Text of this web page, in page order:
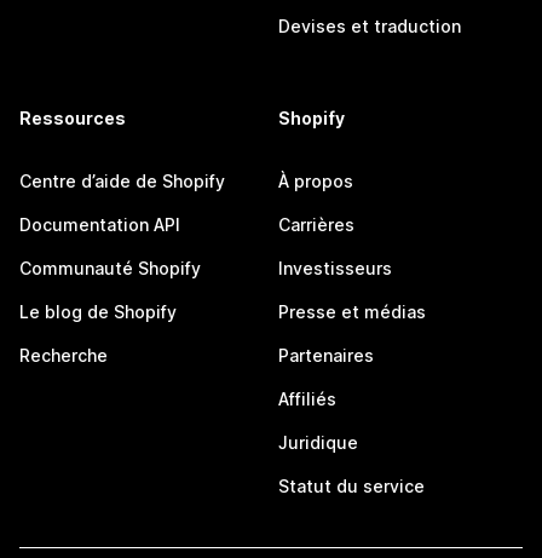
Devises et traduction
Ressources
Centre d’aide de Shopify
Documentation API
Communauté Shopify
Le blog de Shopify
Recherche
Shopify
À propos
Carrières
Investisseurs
Presse et médias
Partenaires
Affiliés
Juridique
Statut du service